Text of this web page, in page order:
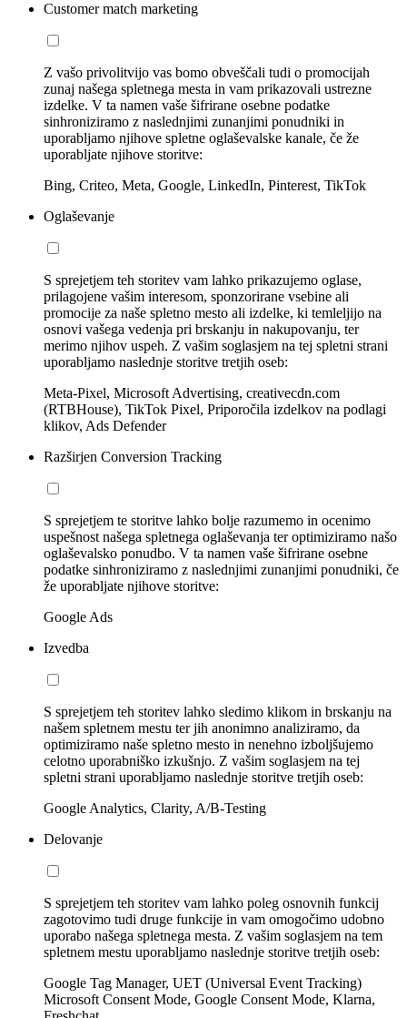
Customer match marketing
Z vašo privolitvijo vas bomo obveščali tudi o promocijah
zunaj našega spletnega mesta in vam prikazovali ustrezne
izdelke. V ta namen vaše šifrirane osebne podatke
sinhroniziramo z naslednjimi zunanjimi ponudniki in
uporabljamo njihove spletne oglaševalske kanale, če že
uporabljate njihove storitve:
Bing, Criteo, Meta, Google, LinkedIn, Pinterest, TikTok
Oglaševanje
S sprejetjem teh storitev vam lahko prikazujemo oglase,
prilagojene vašim interesom, sponzorirane vsebine ali
promocije za naše spletno mesto ali izdelke, ki temleljijo na
osnovi vašega vedenja pri brskanju in nakupovanju, ter
merimo njihov uspeh. Z vašim soglasjem na tej spletni strani
uporabljamo naslednje storitve tretjih oseb:
Meta-Pixel, Microsoft Advertising, creativecdn.com
(RTBHouse), TikTok Pixel, Priporočila izdelkov na podlagi
klikov, Ads Defender
Razširjen Conversion Tracking
S sprejetjem te storitve lahko bolje razumemo in ocenimo
uspešnost našega spletnega oglaševanja ter optimiziramo našo
oglaševalsko ponudbo. V ta namen vaše šifrirane osebne
podatke sinhroniziramo z naslednjimi zunanjimi ponudniki, če
že uporabljate njihove storitve:
Google Ads
Izvedba
S sprejetjem teh storitev lahko sledimo klikom in brskanju na
našem spletnem mestu ter jih anonimno analiziramo, da
optimiziramo naše spletno mesto in nenehno izboljšujemo
celotno uporabniško izkušnjo. Z vašim soglasjem na tej
spletni strani uporabljamo naslednje storitve tretjih oseb:
Google Analytics, Clarity, A/B-Testing
Delovanje
S sprejetjem teh storitev vam lahko poleg osnovnih funkcij
zagotovimo tudi druge funkcije in vam omogočimo udobno
uporabo našega spletnega mesta. Z vašim soglasjem na tem
spletnem mestu uporabljamo naslednje storitve tretjih oseb:
Google Tag Manager, UET (Universal Event Tracking)
Microsoft Consent Mode, Google Consent Mode, Klarna,